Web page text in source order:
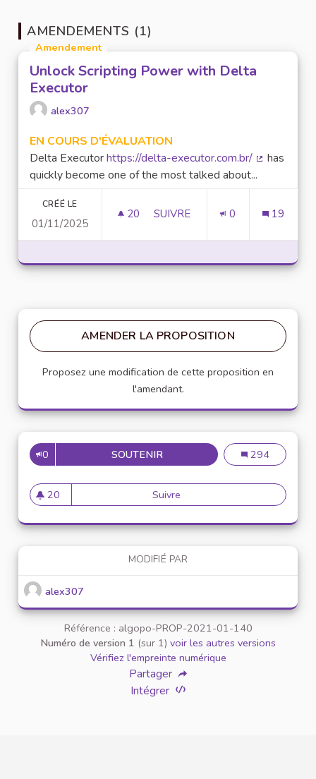
AMENDEMENTS (1)
Amendement
Unlock Scripting Power with Delta
Executor
alex307
EN COURS D'ÉVALUATION
Delta Executorhttps://delta-executor.com.br/
has
quickly become one of the most talked about...
CRÉÉ LE
01/11/2025
20 20 ABONNÉS
SUIVRE 0 19
AMENDER LA PROPOSITION
Proposez une modification de cette proposition en
l'amendant.
0 SOUTENIRMISE EN PLACE DEMise en place
294
20
20 abonnés
Suivre Mise en place de référents
MODIFIÉ PAR
alex307
Référence : algopo-PROP-2021-01-140
Numéro de version 1 (sur 1) voir les autres versions
Vérifiez l'empreinte numérique
Partager
Intégrer